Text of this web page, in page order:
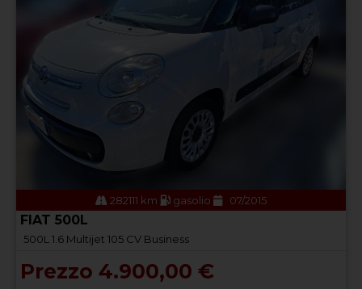
282111 km gasolio 07/2015
FIAT 500L
500L 1.6 Multijet 105 CV Business
Prezzo 4.900,00 €